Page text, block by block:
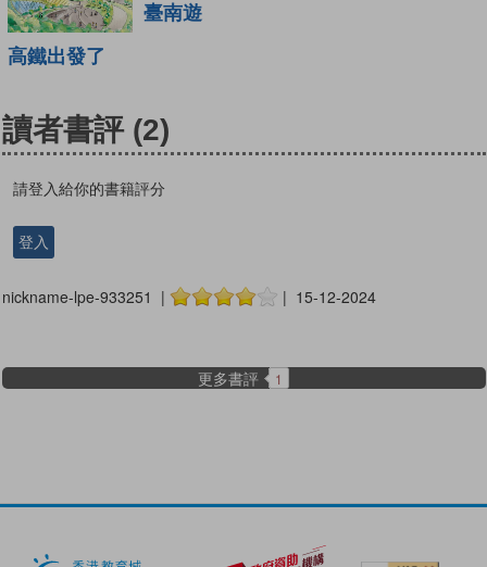
高鐵出發了
臺南遊
讀者書評 (2)
請登入給你的書籍評分
登入
nickname-lpe-933251 | | 15-12-2024
更多書評 1